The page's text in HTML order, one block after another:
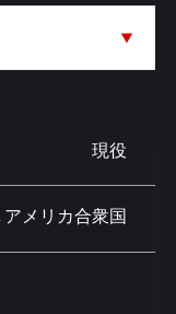
現役
アメリカ合衆国